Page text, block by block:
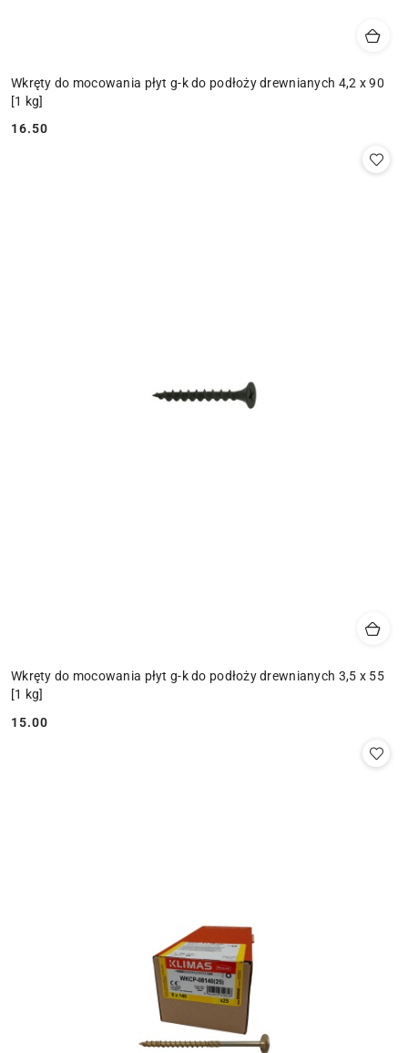
Wkręty do mocowania płyt g-k do podłoży drewnianych 4,2 x 90
[1 kg]
Cena:
16.50
Wkręty do mocowania płyt g-k do podłoży drewnianych 3,5 x 55
[1 kg]
Cena:
15.00